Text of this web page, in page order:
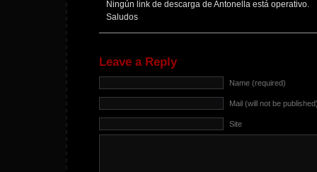
Ningún link de descarga de Antonella está operativo.
Saludos
Leave a Reply
Name (required)
Mail (will not be
Site